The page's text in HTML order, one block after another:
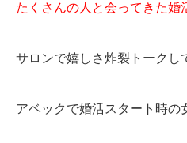
たくさんの人と会ってきた
サロンで嬉しさ炸裂トーク
アベックで婚活スタート時